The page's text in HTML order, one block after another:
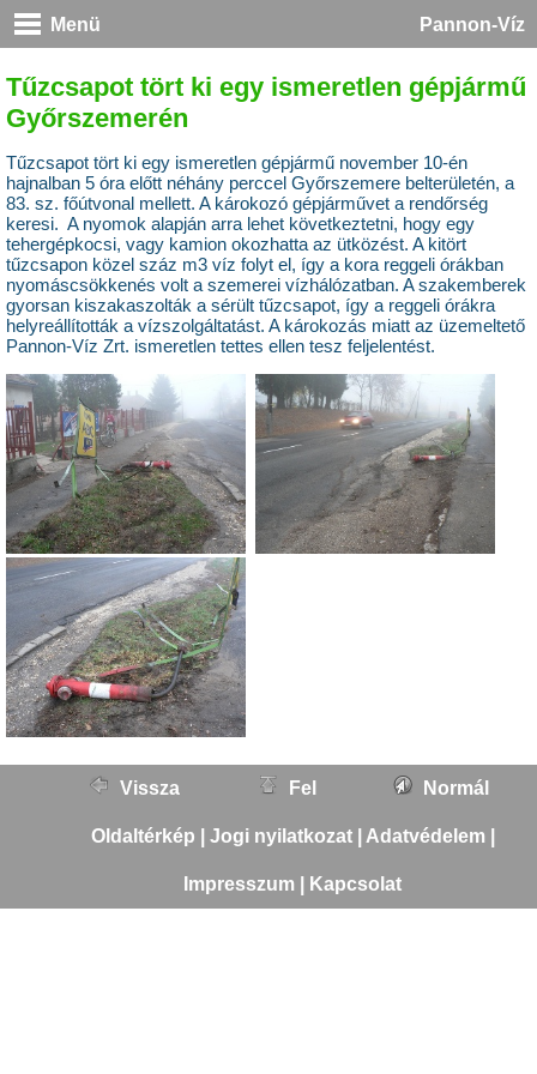
Menü Pannon-Víz
Tűzcsapot tört ki egy ismeretlen gépjármű
Győrszemerén
Tűzcsapot tört ki egy ismeretlen gépjármű november 10-én
hajnalban 5 óra előtt néhány perccel Győrszemere belterületén, a
83. sz. főútvonal mellett. A károkozó gépjárművet a rendőrség
keresi. A nyomok alapján arra lehet következtetni, hogy egy
tehergépkocsi, vagy kamion okozhatta az ütközést. A kitört
tűzcsapon közel száz m3 víz folyt el, így a kora reggeli órákban
nyomáscsökkenés volt a szemerei vízhálózatban. A szakemberek
gyorsan kiszakaszolták a sérült tűzcsapot, így a reggeli órákra
helyreállították a vízszolgáltatást. A károkozás miatt az üzemeltető
Pannon-Víz Zrt. ismeretlen tettes ellen tesz feljelentést.
Vissza Fel Normál
Oldaltérkép Jogi nyilatkozat| Adatvédelem|
Impresszum Kapcsolat